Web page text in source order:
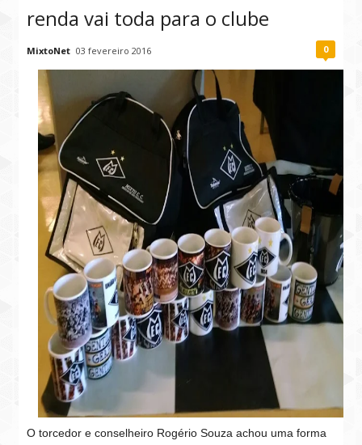
renda vai toda para o clube
MixtoNet 03 fevereiro 2016 0
O torcedor e conselheiro Rogério Souza achou uma forma